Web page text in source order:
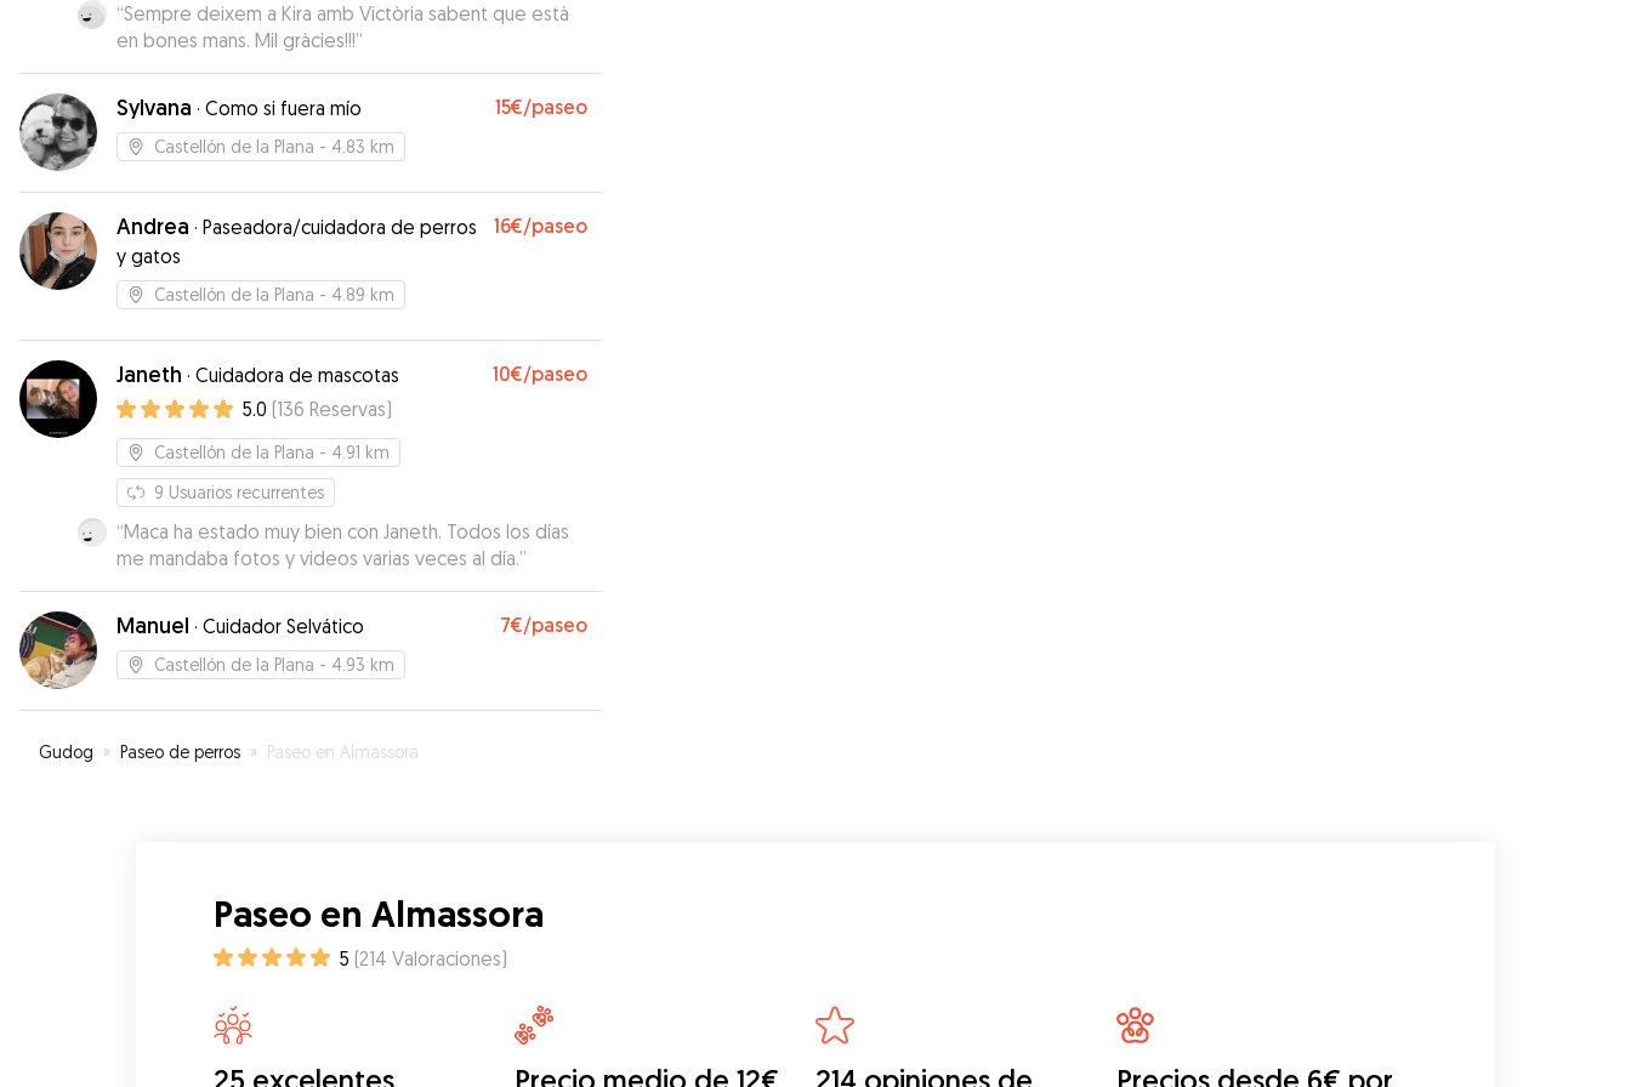
“Sempre deixem a Kira amb Victòria sabent que està
en bones mans. Mil gràcies!!!”
Sylvana · Como si fuera mío 15€/paseo
Castellón de la Plana - 4.83 km
Andrea · Paseadora/cuidadora de perros
y gatos
16€/paseo
Castellón de la Plana - 4.89 km
Janeth · Cuidadora de mascotas 10€/paseo
5.0 (136 Reservas)
Castellón de la Plana - 4.91 km
9 Usuarios recurrentes
“Maca ha estado muy bien con Janeth. Todos los días
me mandaba fotos y videos varias veces al día.”
Manuel · Cuidador Selvático 7€/paseo
Castellón de la Plana - 4.93 km
Gudog » Paseo de perros » Paseo en Almassora
Paseo en Almassora
5 (214 Valoraciones)
25 excelentes Precio medio de 12€ 214 opiniones de Precios desde 6€ por